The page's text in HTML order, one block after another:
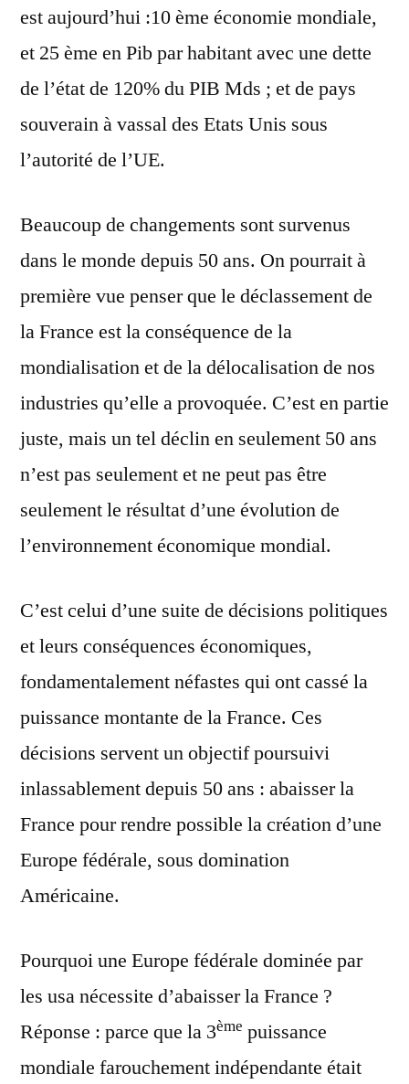
est aujourd’hui :10 ème économie mondiale,
et 25 ème en Pib par habitant avec une dette
de l’état de 120% du PIB Mds ; et de pays
souverain à vassal des Etats Unis sous
l’autorité de l’UE.
Beaucoup de changements sont survenus
dans le monde depuis 50 ans. On pourrait à
première vue penser que le déclassement de
la France est la conséquence de la
mondialisation et de la délocalisation de nos
industries qu’elle a provoquée. C’est en partie
juste, mais un tel déclin en seulement 50 ans
n’est pas seulement et ne peut pas être
seulement le résultat d’une évolution de
l’environnement économique mondial.
C’est celui d’une suite de décisions politiques
et leurs conséquences économiques,
fondamentalement néfastes qui ont cassé la
puissance montante de la France. Ces
décisions servent un objectif poursuivi
inlassablement depuis 50 ans : abaisser la
France pour rendre possible la création d’une
Europe fédérale, sous domination
Américaine.
Pourquoi une Europe fédérale dominée par
les usa nécessite d’abaisser la France ?
Réponse : parce que la 3ème puissance
mondiale farouchement indépendante était